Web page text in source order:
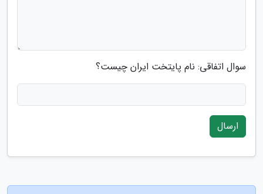
سوال اتفاقی: نام پایتخت ایران چیست؟
ارسال